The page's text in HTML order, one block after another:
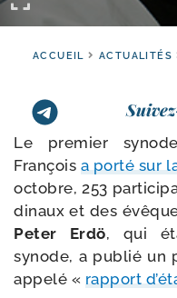
ACCUEIL ACTUALITÉS
Le pre­mier
François a por­té sur
octobre, 253
di­naux et des
Peter Erdö, qui
synode, a publié un
appe­lé « rap­port